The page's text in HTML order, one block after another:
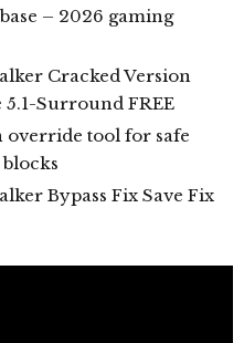
– 2026 gaming
Cracked Version
Surround FREE
override tool for safe
Bypass Fix Save Fix